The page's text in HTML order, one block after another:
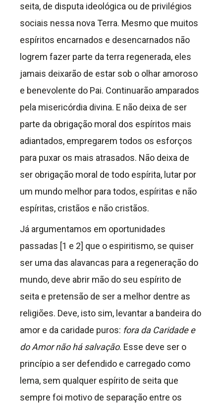
seita, de disputa ideológica ou de privilégios
sociais nessa nova Terra. Mesmo que muitos
espíritos encarnados e desencarnados não
logrem fazer parte da terra regenerada, eles
jamais deixarão de estar sob o olhar amoroso
e benevolente do Pai. Continuarão amparados
pela misericórdia divina. E não deixa de ser
parte da obrigação moral dos espíritos mais
adiantados, empregarem todos os esforços
para puxar os mais atrasados. Não deixa de
ser obrigação moral de todo espírita, lutar por
um mundo melhor para todos, espíritas e não
espíritas, cristãos e não cristãos.
Já argumentamos em oportunidades
passadas [1 e 2] que o espiritismo, se quiser
ser uma das alavancas para a regeneração do
mundo, deve abrir mão do seu espírito de
seita e pretensão de ser a melhor dentre as
religiões. Deve, isto sim, levantar a bandeira do
amor e da caridade puros: fora da Caridade e
do Amor não há salvação. Esse deve ser o
princípio a ser defendido e carregado como
lema, sem qualquer espírito de seita que
sempre foi motivo de separação entre os